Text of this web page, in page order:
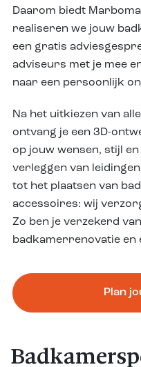
Daarom biedt
realiseren we jouw
een gratis
adviseurs met je mee
naar een persoonlijk
Na het uitkiezen van
ontvang je een 3D-
op jouw wensen, stijl
verleggen van
tot het plaatsen van
accessoires: wij
Zo ben je verzekerd
badkamerrenovatie en
Plan